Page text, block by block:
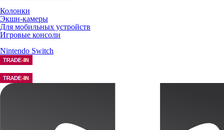
Колонки
Экшн-камеры
Для мобильных устройств
Игровые консоли
Nintendo Switch